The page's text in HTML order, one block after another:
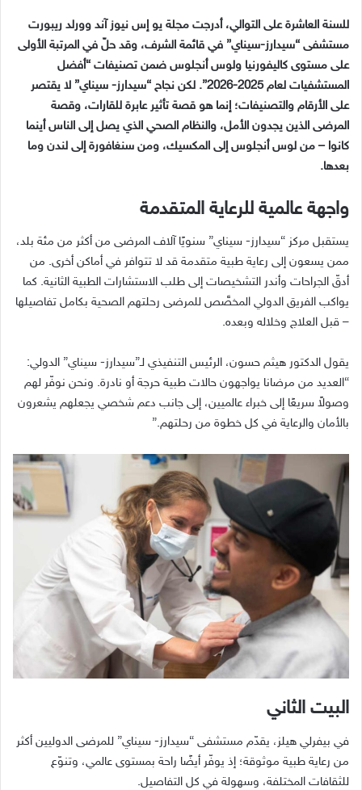
للسنة العاشرة على التوالي، أدرجت مجلة يو إس نيوز آند وورلد ريبورت
مستشفى “سيدارز-سيناي” في قائمة الشرف، وقد حلّ في المرتبة الأولى
على مستوى كاليفورنيا ولوس أنجلوس ضمن تصنيفات “أفضل
المستشفيات لعام 2025-2026”. لكن نجاح “سيدارز- سيناي” لا يقتصر
على الأرقام والتصنيفات؛ إنما هو قصة تأثير عابرة للقارات، وقصة
المرضى الذين يجدون الأمل، والنظام الصحي الذي يصل إلى الناس أينما
كانوا – من لوس أنجلوس إلى المكسيك، ومن سنغافورة إلى لندن وما
بعدها.
واجهة عالمية للرعاية المتقدمة
يستقبل مركز “سيدارز- سيناي” سنويًا آلاف المرضى من أكثر من مئة بلد،
ممن يسعون إلى رعاية طبية متقدمة قد لا تتوافر في أماكن أخرى. من
أدقّ الجراحات وأندر التشخيصات إلى طلب الاستشارات الطبية الثانية. كما
يواكب الفريق الدولي المخصَّص للمرضى رحلتهم الصحية بكامل تفاصيلها
– قبل العلاج وخلاله وبعده.
يقول الدكتور هيثم حسون، الرئيس التنفيذي لـ”سيدارز- سيناي” الدولي:
“العديد من مرضانا يواجهون حالات طبية حرجة أو نادرة. ونحن نوفّر لهم
وصولاً سريعًا إلى خبراء عالميين، إلى جانب دعم شخصي يجعلهم يشعرون
بالأمان والرعاية في كل خطوة من رحلتهم.”
البيت الثاني
في بيفرلي هيلز، يقدّم مستشفى “سيدارز- سيناي” للمرضى الدوليين أكثر
من رعاية طبية موثوقة؛ إذ يوفّر أيضًا راحة بمستوى عالمي، وتنوّع
للثقافات المختلفة، وسهولة في كل التفاصيل.